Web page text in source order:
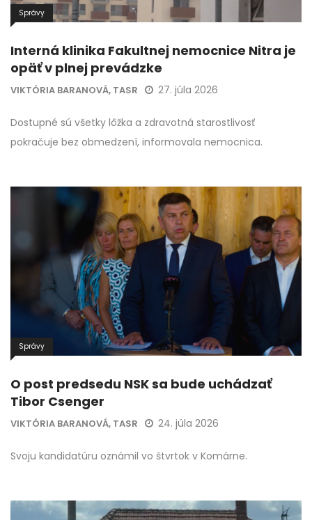
Správy
Interná klinika Fakultnej nemocnice Nitra je
opäť v plnej prevádzke
VIKTÓRIA BARANOVÁ, TASR 27. júla 2026
Dostupné sú všetky lôžka a zdravotná starostlivosť
pokračuje bez obmedzení, informovala nemocnica.
Správy
O post predsedu NSK sa bude uchádzať
Tibor Csenger
VIKTÓRIA BARANOVÁ, TASR 24. júla 2026
Svoju kandidatúru oznámil vo štvrtok v Komárne.